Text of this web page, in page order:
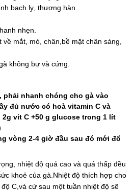
bạch lỵ, thương hàn
nhẹn.
mắt, mỏ, chân,bề mặt chân sáng,
không bự và cứng.
phải nhanh chóng cho gà vào
đủ nước có hoà vitamin C và
vit C +50 g glucose trong 1 lít
vòng 2-4 giờ đầu sau đó mới đổ
nhiệt độ quá cao và quá thấp đều
khoẻ của gà.Nhiệt độ thích hợp cho
C,và cứ sau một tuần nhiệt độ sẽ